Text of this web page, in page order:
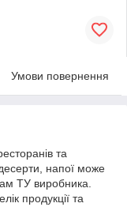
Умови повернення
та
напої може
ТУ виробника.
продукції та